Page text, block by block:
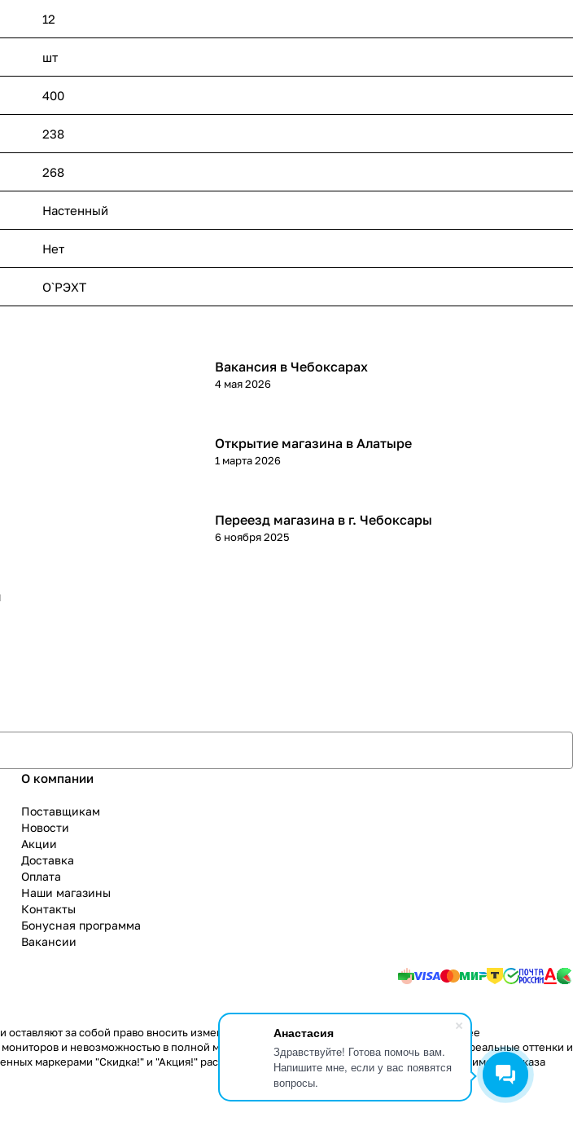
Анастасия
Здравствуйте! Готова помочь вам.
Напишите мне, если у вас появятся
вопросы.
12
шт
400
238
268
Настенный
Нет
О`РЭХТ
Вакансия в Чебоксарах
4 мая 2026
Открытие магазина в Алатыре
1 марта 2026
Переезд магазина в г. Чебоксары
6 ноября 2025
О компании
Поставщикам
Новости
Акции
Доставка
Оплата
Наши магазины
Контакты
Бонусная программа
Вакансии
за собой право вносить изменения в конструкцию изделий, не влияющие на ее
и невозможностью в полной мере передать некоторые свойства материалов, реальные оттенки и
маркерами "Скидка!" и "Акция!" распространяется только на складские остатки. Стоимость заказа